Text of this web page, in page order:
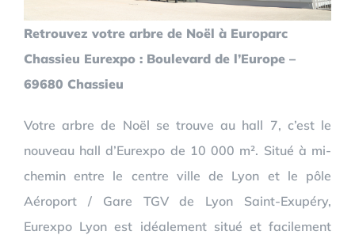
Retrouvez votre arbre de Noël à Europarc
Chassieu Eurexpo : Boulevard de l’Europe –
69680 Chassieu
Votre arbre de Noël se trouve au hall 7, c’est le
nouveau hall d’Eurexpo de 10 000 m². Situé à mi-
chemin entre le centre ville de Lyon et le pôle
Aéroport / Gare TGV de Lyon Saint-Exupéry,
Eurexpo Lyon est idéalement situé et facilement